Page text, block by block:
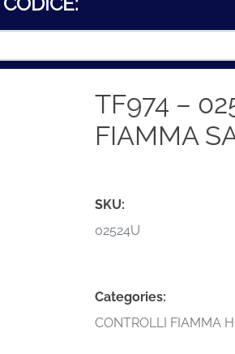
TF974 –
FIAMMA
SKU:
02524U
Categories:
CONTROLLI FIAMMA